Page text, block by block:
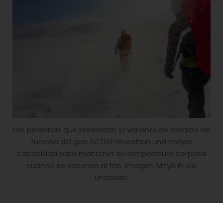
Las personas que presentan la variante de pérdida de
función del gen ACTN3 muestran una mayor
capacidad para mantener su temperatura corporal
cuando se exponen al frío. Imagen: Mitya Er vía
Unsplash.